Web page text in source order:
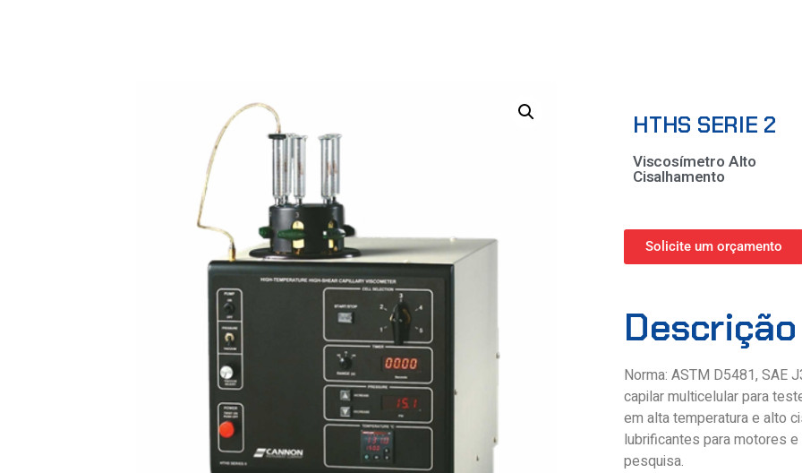
HTHS SERIE 2
Viscosímetro Alto
Cisalhamento
Solicite um orçamento
Descrição
Norma: ASTM D5481, SAE
capilar multicelular para
em alta temperatura e alto
lubrificantes para motores
pesquisa.